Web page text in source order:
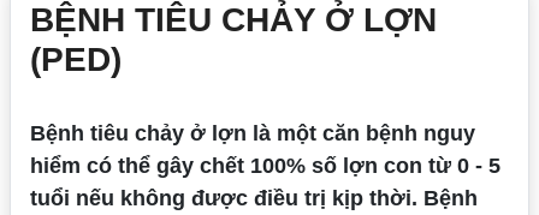
BỆNH TIÊU CHẢY Ở LỢN
(PED)
Bệnh tiêu chảy ở lợn là một căn bệnh nguy
hiểm có thể gây chết 100% số lợn con từ 0 - 5
tuổi nếu không được điều trị kịp thời. Bệnh